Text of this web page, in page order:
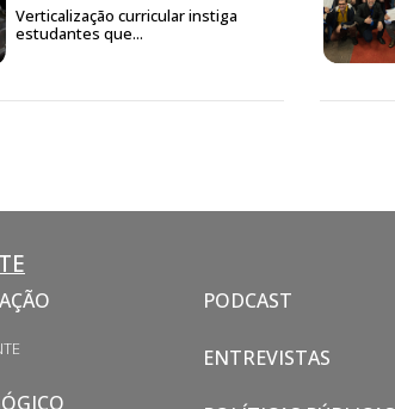
Verticalização curricular instiga
estudantes que...
PODCAST
ENTREVISTAS